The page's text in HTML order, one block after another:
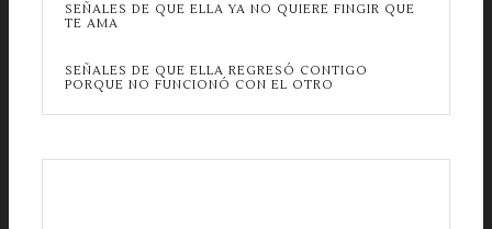
SEÑALES DE QUE ELLA YA NO QUIERE FINGIR QUE
TE AMA
SEÑALES DE QUE ELLA REGRESÓ CONTIGO
PORQUE NO FUNCIONÓ CON EL OTRO